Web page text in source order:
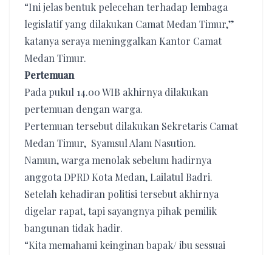
“Ini jelas bentuk pelecehan terhadap lembaga
legislatif yang dilakukan Camat Medan Timur,”
katanya seraya meninggalkan Kantor Camat
Medan Timur.
Pertemuan
Pada pukul 14.00 WIB akhirnya dilakukan
pertemuan dengan warga.
Pertemuan tersebut dilakukan Sekretaris Camat
Medan Timur, Syamsul Alam Nasution.
Namun, warga menolak sebelum hadirnya
anggota DPRD Kota Medan, Lailatul Badri.
Setelah kehadiran politisi tersebut akhirnya
digelar rapat, tapi sayangnya pihak pemilik
bangunan tidak hadir.
“Kita memahami keinginan bapak/ ibu sessuai